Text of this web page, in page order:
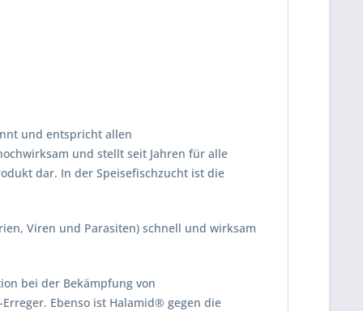
und entspricht allen
und stellt seit Jahren für alle
dar. In der Speisefischzucht ist die
Viren und Parasiten) schnell und wirksam
bei der Bekämpfung von
Ebenso ist Halamid® gegen die